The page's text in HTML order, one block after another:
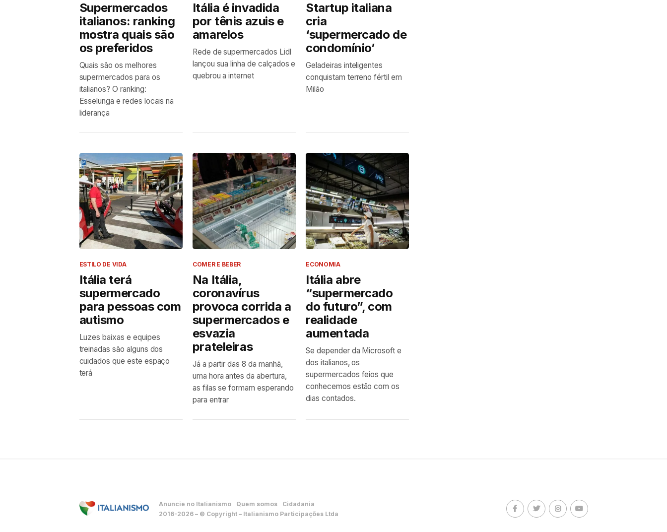
Supermercados
italianos: ranking
mostra quais são
os preferidos
Quais são os melhores
supermercados para os
italianos? O ranking:
Esselunga e redes locais na
liderança
Itália é invadida
por tênis azuis e
amarelos
Rede de supermercados Lidl
lançou sua linha de calçados e
quebrou a internet
Startup italiana
cria
‘supermercado de
condomínio’
Geladeiras inteligentes
conquistam terreno fértil em
Milão
ESTILO DE VIDA
Itália terá
supermercado
para pessoas com
autismo
Luzes baixas e equipes
treinadas são alguns dos
cuidados que este espaço
terá
COMER E BEBER
Na Itália,
coronavírus
provoca corrida a
supermercados e
esvazia
prateleiras
Já a partir das 8 da manhã,
uma hora antes da abertura,
as filas se formam esperando
para entrar
ECONOMIA
Itália abre
“supermercado
do futuro”, com
realidade
aumentada
Se depender da Microsoft e
dos italianos, os
supermercados feios que
conhecemos estão com os
dias contados.
Anuncie no Italianismo Quem somos
Cidadania
2016-2026 – © Copyright – Italianismo Participações Ltda